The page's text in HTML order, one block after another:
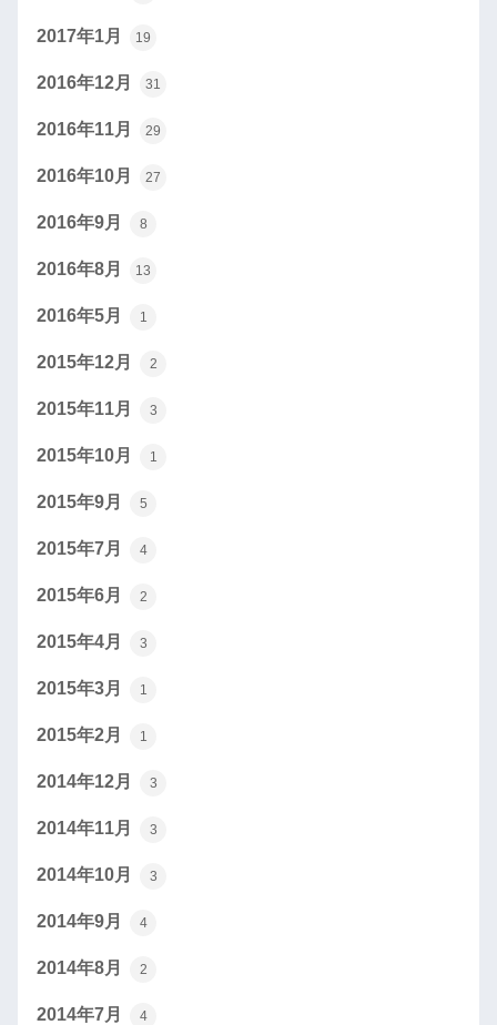
2017年1月 19
2016年12月 31
2016年11月 29
2016年10月 27
2016年9月 8
2016年8月 13
2016年5月 1
2015年12月 2
2015年11月 3
2015年10月 1
2015年9月 5
2015年7月 4
2015年6月 2
2015年4月 3
2015年3月 1
2015年2月 1
2014年12月 3
2014年11月 3
2014年10月 3
2014年9月 4
2014年8月 2
2014年7月 4